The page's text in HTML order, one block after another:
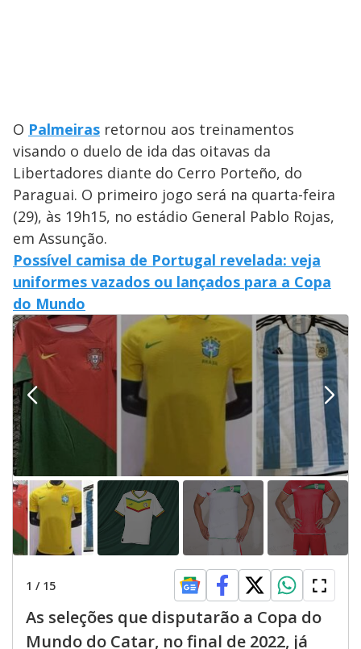
O Palmeiras retornou aos treinamentos
visando o duelo de ida das oitavas da
Libertadores diante do Cerro Porteño, do
Paraguai. O primeiro jogo será na quarta-feira
(29), às 19h15, no estádio General Pablo Rojas,
em Assunção.
Possível camisa de Portugal revelada: veja
uniformes vazados ou lançados para a Copa
do Mundo
1 / 15
As seleções que disputarão a Copa do
Mundo do Catar, no final de 2022, já